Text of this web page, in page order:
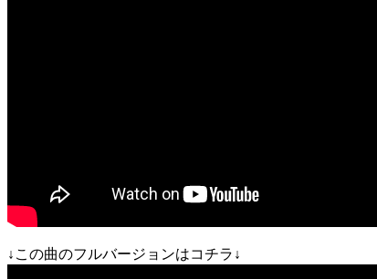
↓この曲のフルバージョンはコチラ↓